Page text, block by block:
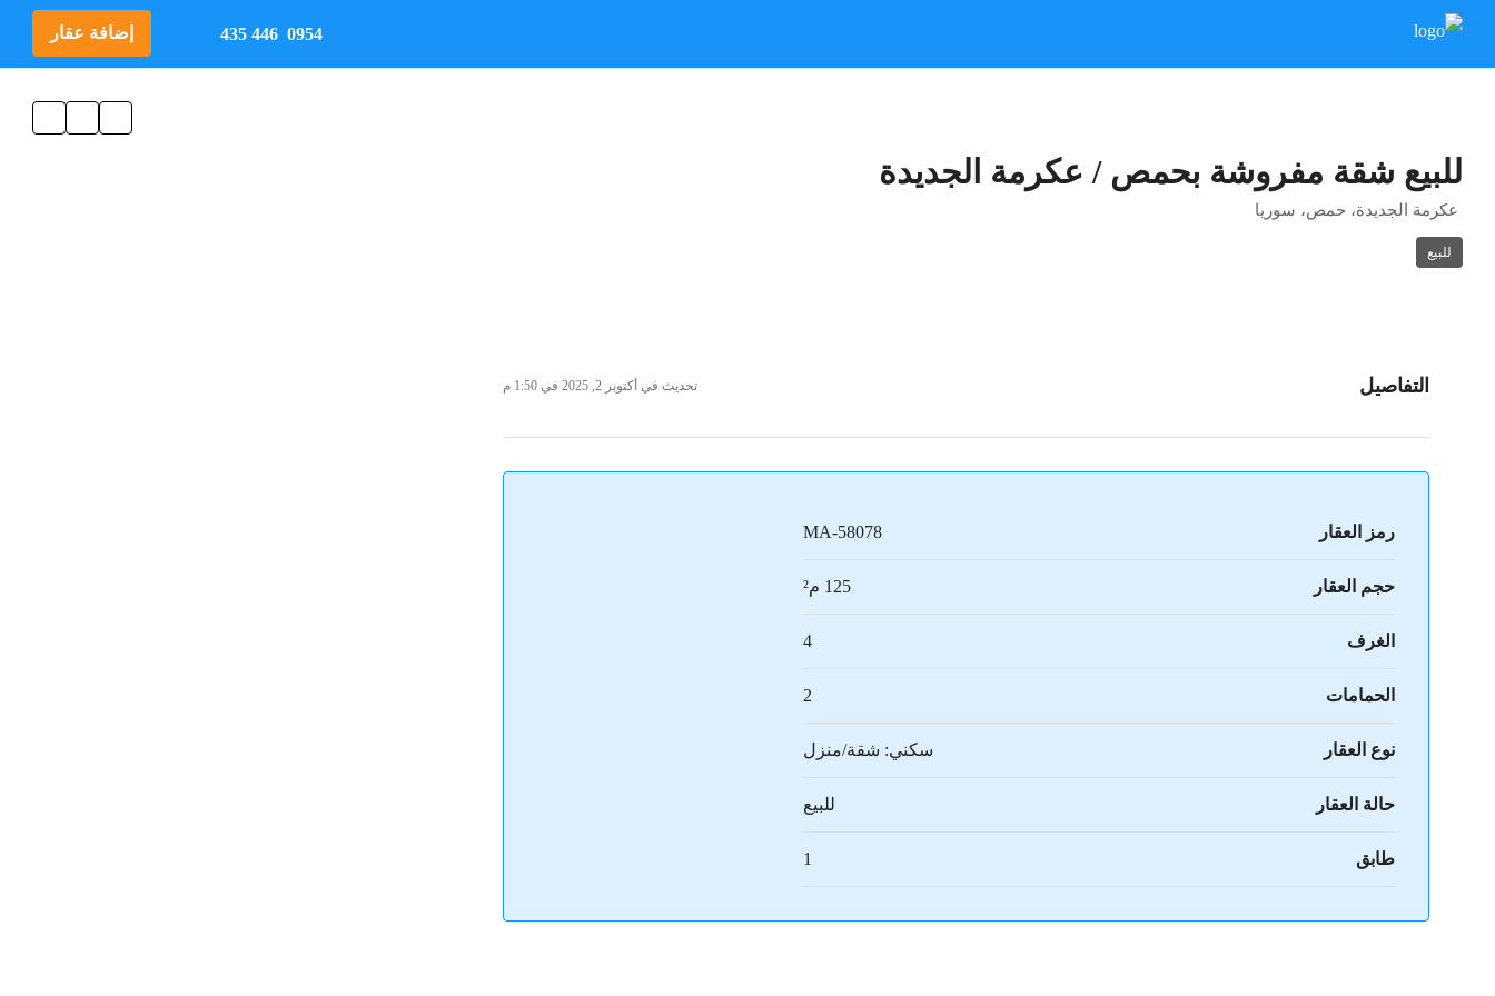
0954 446 435 إضافة عقار
للبيع شقة مفروشة بحمص / عكرمة الجديدة
عكرمة الجديدة، حمص، سوريا
للبيع
التفاصيل تحديث في أكتوبر 2, 2025 في 1:50 م
رمز العقار MA-58078
حجم العقار 125 م²
الغرف 4
الحمامات 2
نوع العقار سكني: شقة/منزل
حالة العقار للبيع
طابق 1